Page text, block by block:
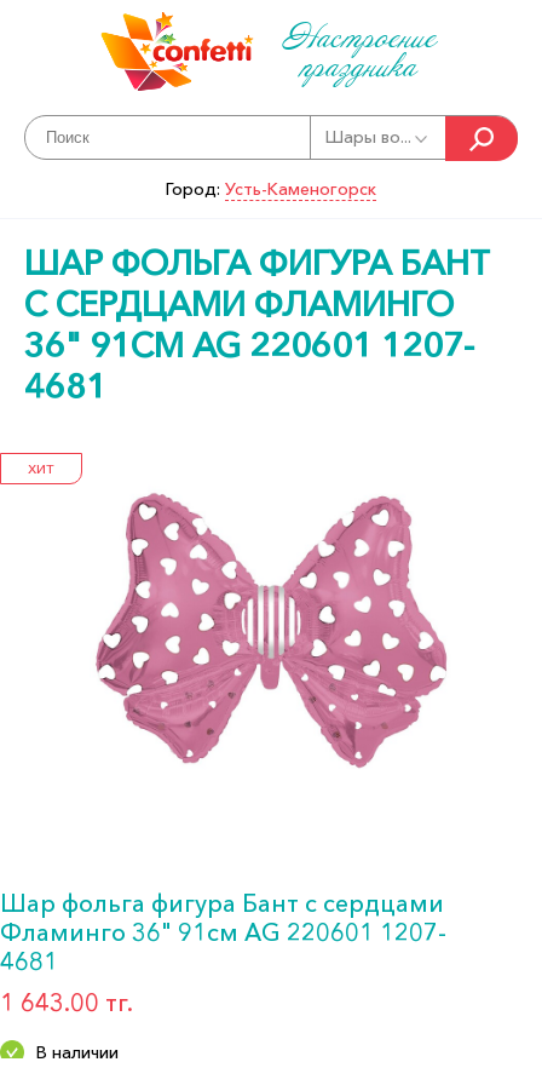
Настроение
праздника
Шары во...
Город: Усть-Каменогорск
ШАР ФОЛЬГА ФИГУРА БАНТ
С СЕРДЦАМИ ФЛАМИНГО
36" 91СМ AG 220601 1207-
4681
ХИТ
Шар фольга фигура Бант с сердцами
Фламинго 36" 91см AG 220601 1207-
4681
1 643.00 тг.
В наличии